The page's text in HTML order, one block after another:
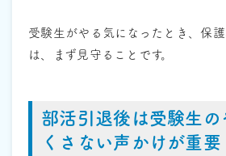
受験生がやる気になったとき、保
は、まず見守ることです。
部活引退後は受験生の
くさない声かけが重要